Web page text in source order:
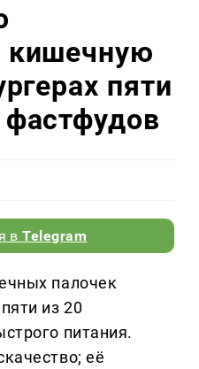
кишечную
пяти
вTelegram
палочек
из 20
питания.
её